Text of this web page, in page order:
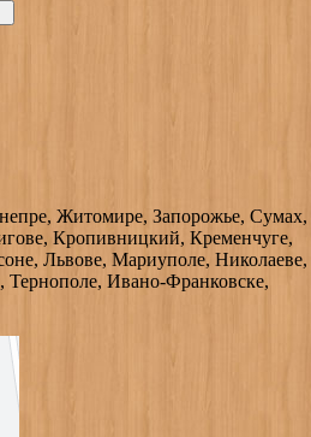
Житомире, Запорожье, Сумах,
Кропивницкий, Кременчуге,
Львове, Мариуполе, Николаеве,
Тернополе, Ивано-Франковске,